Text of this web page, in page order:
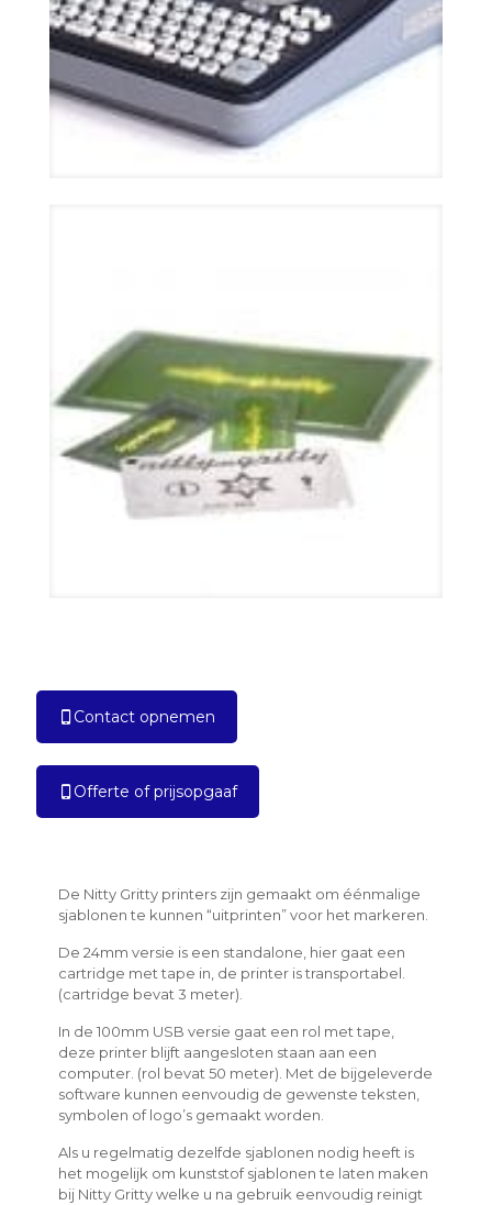
Contact opnemen
Offerte of prijsopgaaf
De Nitty Gritty printers zijn gemaakt om éénmalige
sjablonen te kunnen “uitprinten” voor het markeren.
De 24mm versie is een standalone, hier gaat een
cartridge met tape in, de printer is transportabel.
(cartridge bevat 3 meter).
In de 100mm USB versie gaat een rol met tape,
deze printer blijft aangesloten staan aan een
computer. (rol bevat 50 meter). Met de bijgeleverde
software kunnen eenvoudig de gewenste teksten,
symbolen of logo’s gemaakt worden.
Als u regelmatig dezelfde sjablonen nodig heeft is
het mogelijk om kunststof sjablonen te laten maken
bij Nitty Gritty welke u na gebruik eenvoudig reinigt